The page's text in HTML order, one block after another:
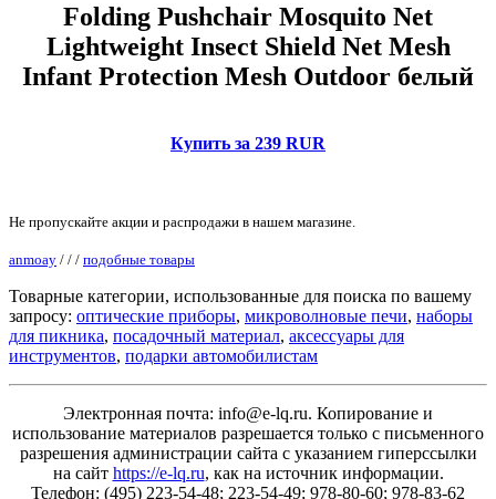
Folding Pushchair Mosquito Net
Lightweight Insect Shield Net Mesh
Infant Protection Mesh Outdoor белый
Купить за 239 RUR
Не пропускайте акции и распродажи в нашем магазине.
anmoay / / / подобные товары
Товарные категории, использованные для поиска по вашему
запросу: оптические приборы, микроволновые печи, наборы
для пикника, посадочный материал, аксессуары для
инструментов, подарки автомобилистам
Электронная почта: info@e-lq.ru. Копирование и
использование материалов разрешается только с письменного
разрешения администрации сайта с указанием гиперссылки
на сайт https://e-lq.ru, как на источник информации.
Телефон: (495) 223-54-48; 223-54-49; 978-80-60; 978-83-62